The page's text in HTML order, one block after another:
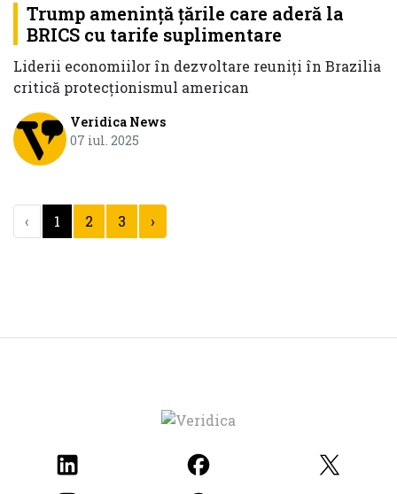
Trump amenință țările care aderă la
BRICS cu tarife suplimentare
Liderii economiilor în dezvoltare reuniți în Brazilia
critică protecționismul american
Veridica News
07 iul. 2025
‹ 1 2 3 ›